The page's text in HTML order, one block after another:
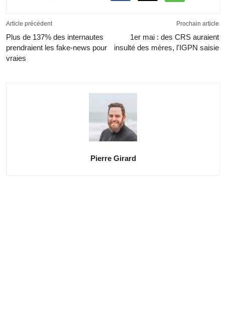
Article précédent
Plus de 137% des internautes
prendraient les fake-news pour
vraies
Prochain article
1er mai : des CRS auraient
insulté des mères, l'IGPN saisie
Pierre Girard